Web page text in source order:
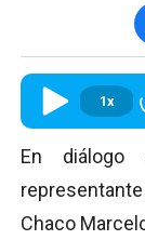
1x
En diálogo
Chaco